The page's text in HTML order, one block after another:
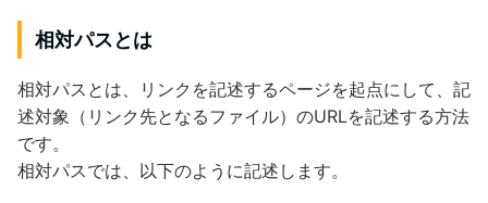
相対パスとは
相対パスとは、リンクを記述するページを起点にして、記
述対象（リンク先となるファイル）のURLを記述する方法
です。
相対パスでは、以下のように記述します。